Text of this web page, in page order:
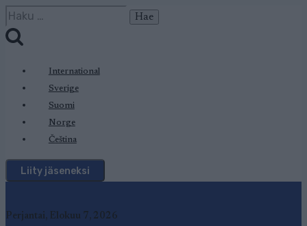
Siirry
sisältöön
Haku:
International
Sverige
Suomi
Norge
Čeština
Liity jäseneksi
Perjantai, Elokuu 7, 2026